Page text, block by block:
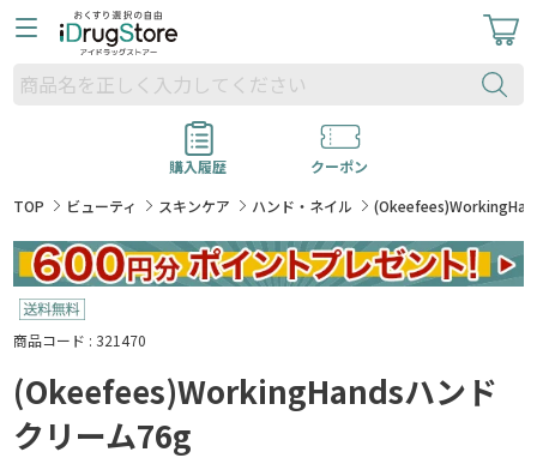
購入履歴
クーポン
TOP
ビューティ スキンケア ハンド・ネイル
商品コード : 321470
(Okeefees)WorkingHandsハンド
クリーム76g